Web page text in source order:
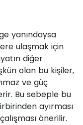
yanındaysa
ulaşmak için
diğer
olan bu kişiler,
ve güç
Bu sebeple bu
ayırması
önerilir.